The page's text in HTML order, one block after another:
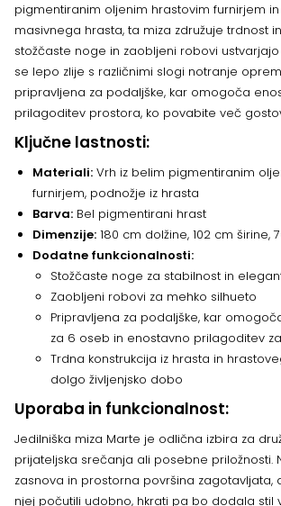
pigmentiranim oljenim hrastovim furnirjem
masivnega hrasta, ta miza združuje trdnost
stožčaste noge in zaobljeni robovi ustvarjajo
se lepo zlije s različnimi slogi notranje
pripravljena za podaljške, kar omogoča
prilagoditev prostora, ko povabite več
Ključne lastnosti:
Materiali: Vrh iz belim pigmentiranim
furnirjem, podnožje iz hrasta
Barva: Bel pigmentirani hrast
Dimenzije: 180 cm dolžine, 102 cm širine,
Dodatne funkcionalnosti:
Stožčaste noge za stabilnost in
Zaobljeni robovi za mehko silhueto
Pripravljena za podaljške, kar
za 6 oseb in enostavno prilagoditev
Trdna konstrukcija iz hrasta in
dolgo življenjsko dobo
Uporaba in funkcionalnost:
Jedilniška miza Marte je odlična izbira za
prijateljska srečanja ali posebne priložnosti.
zasnova in prostorna površina zagotavljata,
njej počutili udobno, hkrati pa bo dodala stil